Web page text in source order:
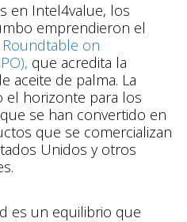
en Intel4value, los
emprendieron el
Roundtable on
que acredita la
aceite de palma. La
el horizonte para los
se han convertido en
que se comercializan
Unidos y otros
es un equilibrio que